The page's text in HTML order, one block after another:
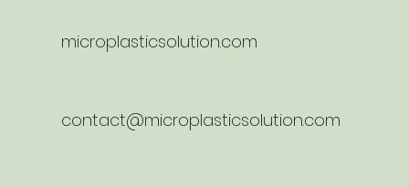
microplasticsolution.com
contact@microplasticsolution.com